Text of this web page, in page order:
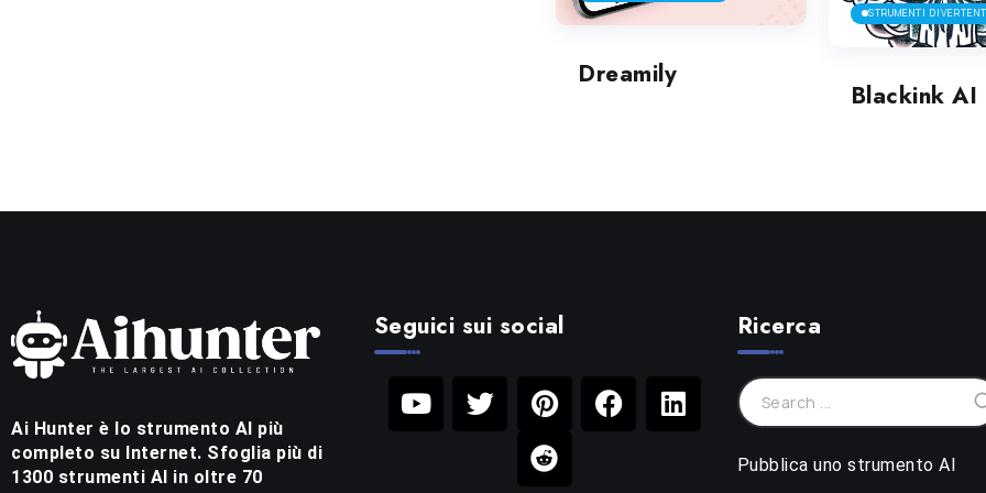
Dreamily
STRUMENTI
Blackink AI
Ai Hunter è lo strumento AI più
completo su Internet. Sfoglia più di
1300 strumenti AI in oltre 70
Seguici sui social Ricerca
Pubblica uno strumento AI